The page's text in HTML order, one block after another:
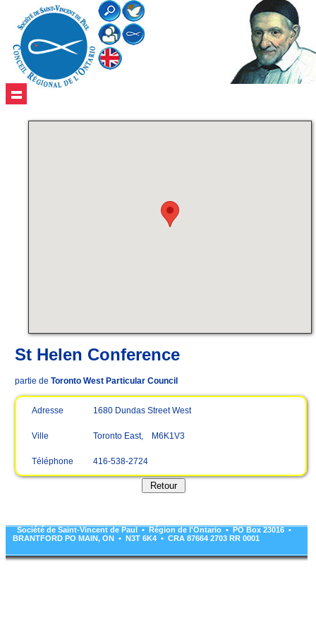
St Helen Conference
partie de Toronto West Particular Council
Adresse 1680 Dundas Street West
Ville Toronto East, M6K1V3
Téléphone 416-538-2724
Société de Saint-Vincent de Paul • Région de l'Ontario • PO Box 23016 •
BRANTFORD PO MAIN, ON • N3T 6K4 • CRA 87664 2703 RR 0001